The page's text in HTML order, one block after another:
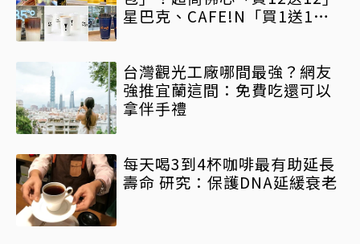
星巴克、CAFE!N「買1送1」
台灣觀光工廠哪間最強？網友
強推宜蘭這間：免費吃還可以
拿伴手禮
每天喝3到4杯咖啡最有助延長
壽命 研究：保護DNA延緩衰老